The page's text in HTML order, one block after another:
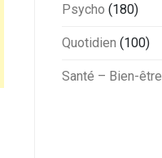
Psycho (180)
Quotidien (100)
Santé – Bien-être